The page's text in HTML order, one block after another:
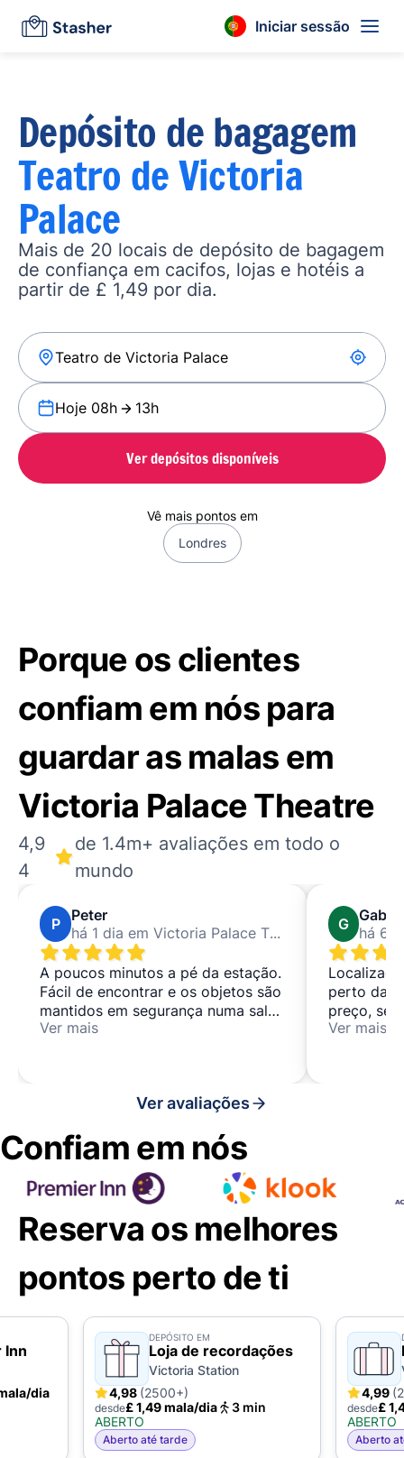
Iniciar sessão
Depósito de bagagem
Teatro de Victoria
Palace
Mais de 20 locais de depósito de bagagem
de confiança em cacifos, lojas e hotéis a
partir de £ 1,49 por dia.
Hoje 08h 13h
Ver depósitos disponíveis
Vê mais pontos em
Londres
Porque os clientes
confiam em nós para
guardar as malas em
Victoria Palace Theatre
4,9
4
de 1.4m+ avaliações em todo o
mundo
P
Peter
há 1 dia em Victoria Palace Theatre
A poucos minutos a pé da estação.
Fácil de encontrar e os objetos são
mantidos em segurança numa sala
fechada à chave. A recolha
Ver mais
G
perto da
preço,
entrega e
Ver mais
Ver avaliações
Confiam em nós
Reserva os melhores
pontos perto de ti
Inn
dia
DEPÓSITO EM
Loja de recordações
Victoria Station
4,98 (2500+)
desde£ 1,49 mala/dia
3 min
ABERTO
Aberto até tarde
4,99
desde£
ABERTO
Aberto